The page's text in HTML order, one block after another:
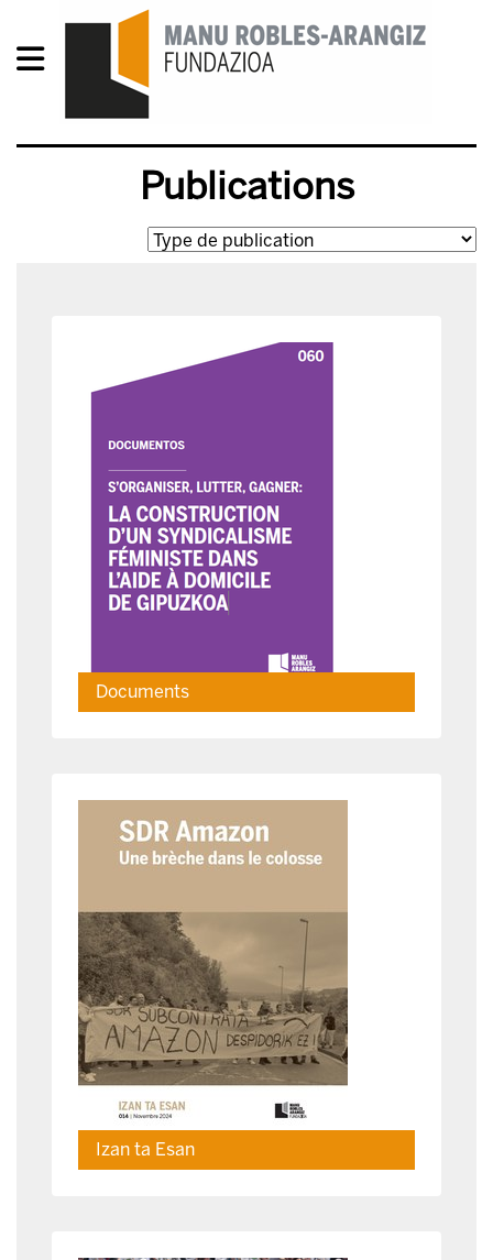
Publications
Documents
Izan ta Esan